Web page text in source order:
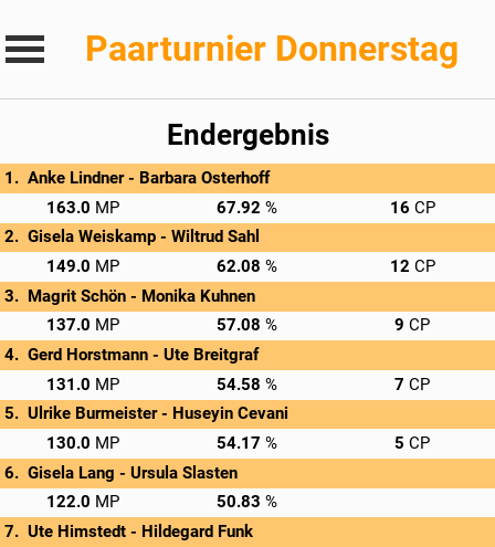
Paarturnier Donnerstag
Endergebnis
Anke Lindner - Barbara Osterhoff
Privatscore
163.0 67.92
16
Gisela Weiskamp - Wiltrud Sahl
Privatscore
149.0 62.08
12
Magrit Schön - Monika Kuhnen
Privatscore
137.0 57.08
9
Gerd Horstmann - Ute Breitgraf
Privatscore
131.0 54.58
7
Ulrike Burmeister - Huseyin Cevani
Privatscore
130.0 54.17
5
Gisela Lang - Ursula Slasten
Privatscore
122.0
50.83
Ute Himstedt - Hildegard Funk